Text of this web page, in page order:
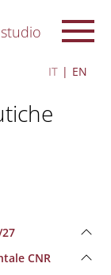
IT EN
CNR